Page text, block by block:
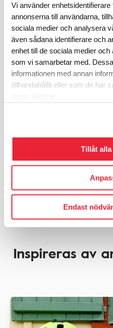
Vi använder
annonserna till användarna,
sociala medier och analysera
även sådana identifierare och
enhet till de sociala medier
som vi samarbetar med.
informationen med annan
tillhandahållit eller som de har
Tillåt
Endast
Elitlufsarna
hjärtforskningen
Tillbaka till
Inspireras av